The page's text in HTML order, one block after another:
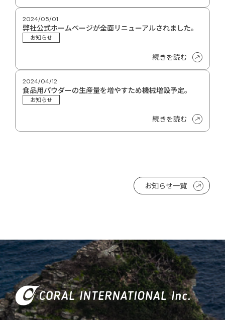
2024/05/01
弊社公式ホームページが全面リニューアルされました。
お知らせ
続きを読む
2024/04/12
食品用パウダーの生産量を増やすため機械増設予定。
お知らせ
続きを読む
お知らせ一覧